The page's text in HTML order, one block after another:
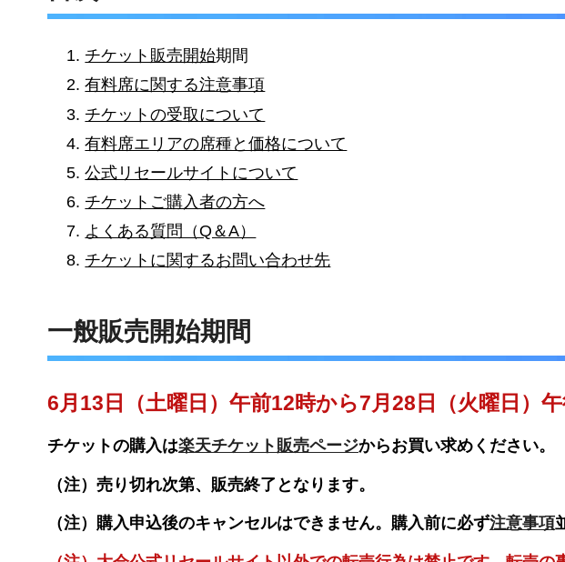
チケット販売開始期間
有料席に関する注意事項
チケットの受取について
有料席エリアの席種と価格について
公式リセールサイトについて
チケットご購入者の方へ
よくある質問（Q＆A）
チケットに関するお問い合わせ先
一般販売開始期間
6月13日（土曜日）午前12時から7月28日（火曜日）
チケットの購入は楽天チケット販売ページからお買い求めください。
（注）売り切れ次第、販売終了となります。
（注）購入申込後のキャンセルはできません。購入前に必ず注意事項